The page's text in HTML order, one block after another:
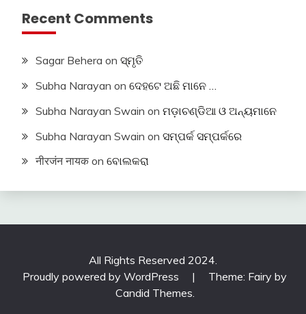
Recent Comments
Sagar Behera on ସ୍ମୃତି
Subha Narayan on ଦେହଟେ ଅଛି ମାନେ …
Subha Narayan Swain on ମଡ଼ାଚଣ୍ଡିଆ ଓ ଅନ୍ୟମାନେ
Subha Narayan Swain on ସମ୍ପର୍କ ସମ୍ପର୍କରେ
नीरजंन नायक on ବୋଲକରା
All Rights Reserved 2024.
Proudly powered by WordPress
|
Theme: Fairy by
Candid Themes.